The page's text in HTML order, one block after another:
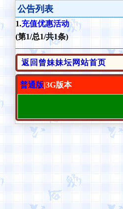
公告列表
1.充值优惠活动
(第1/总1/共1条)
返回曾妹妹坛网站首页
普通版|3G版本